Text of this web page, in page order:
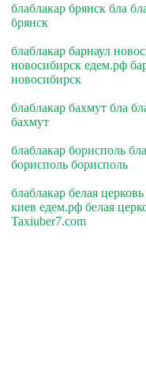
блаблакар брянск бла
брянск
блаблакар барнаул
новосибирск едем.рф
новосибирск
блаблакар бахмут бла
бахмут
блаблакар борисполь
борисполь борисполь
блаблакар белая
киев едем.рф белая
Taxiuber7.com